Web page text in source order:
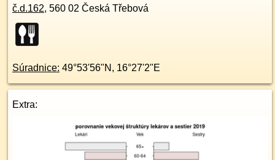
č.d.162, 560 02 Česká Třebová
Súradnice: 49°53'56"N , 16°27'2"E
Extra: